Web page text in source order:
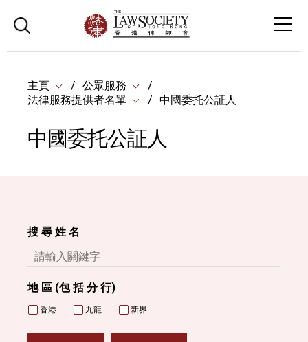
主頁
公眾服務
法律服務提供者名單
中國委托公証人
中國委托公証人
搜 尋 姓 名
地 區 (包 括 分 行)
香港 九龍 新界